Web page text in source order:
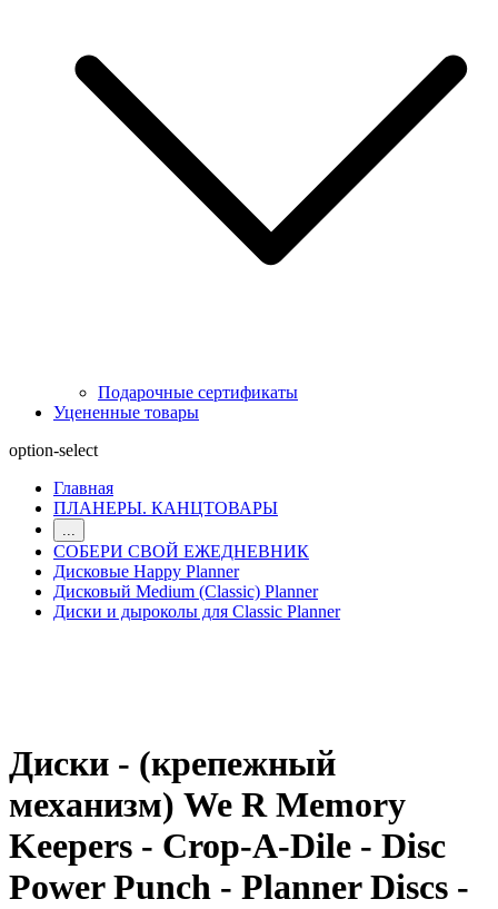
Подарочные сертификаты
Уцененные товары
option-select
Главная
ПЛАНЕРЫ. КАНЦТОВАРЫ
СОБЕРИ СВОЙ ЕЖЕДНЕВНИК
Дисковые Happy Planner
Дисковый Medium (Classic) Planner
Диски и дыроколы для Classic Planner
Диски - (крепежный
механизм) We R Memory
Keepers - Crop-A-Dile - Disc
Power Punch - Planner Discs -